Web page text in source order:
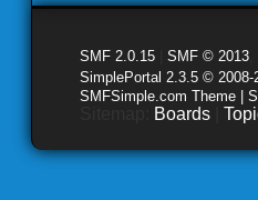
SMF 2.0.15 SMF © 2013
SimplePortal 2.3.5 © 2008-
SMFSimple.com Theme |
Boards